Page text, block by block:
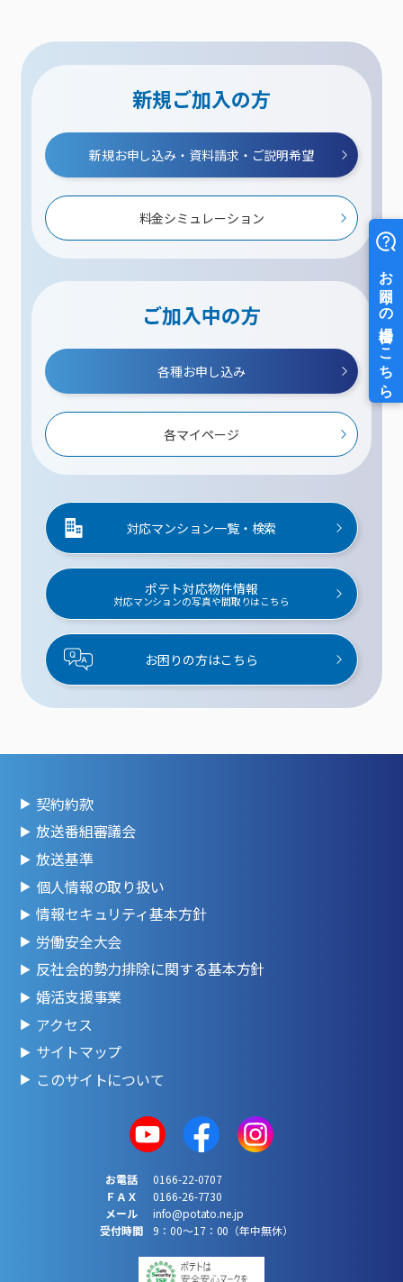
新規ご加入の方
新規お申し込み・資料請求・ご説明希望
料金シミュレーション
ご加入中の方
各種お申し込み
各マイページ
対応マンション一覧・検索
ポテト対応物件情報
対応マンションの写真や間取りはこちら
お困りの方はこちら
契約約款
放送番組審議会
放送基準
個人情報の取り扱い
情報セキュリティ基本方針
労働安全大会
反社会的勢力排除に関する基本方針
婚活支援事業
アクセス
サイトマップ
このサイトについて
お電話
0166-22-0707
ＦＡＸ
0166-26-7730
メール
info@potato.ne.jp
受付時間
9：00～17：00（年中無休）